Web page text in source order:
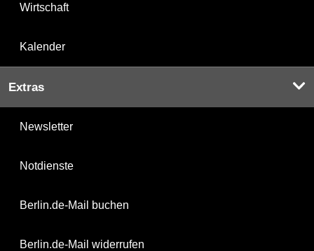
Wirtschaft
Kalender
Extras
Newsletter
Notdienste
Berlin.de-Mail buchen
Berlin.de-Mail widerrufen